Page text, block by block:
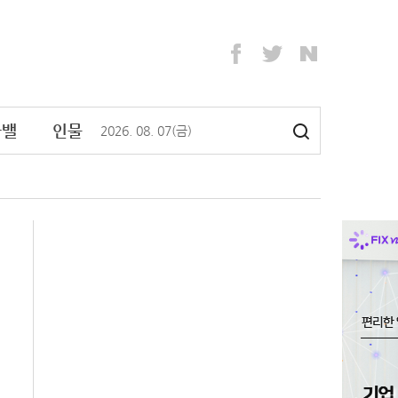
인물 2026 08 07(금)